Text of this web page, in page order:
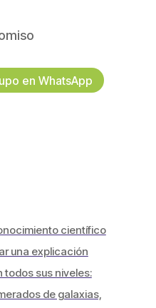
en WhatsApp
científico
una explicación
todos sus niveles:
de galaxias,